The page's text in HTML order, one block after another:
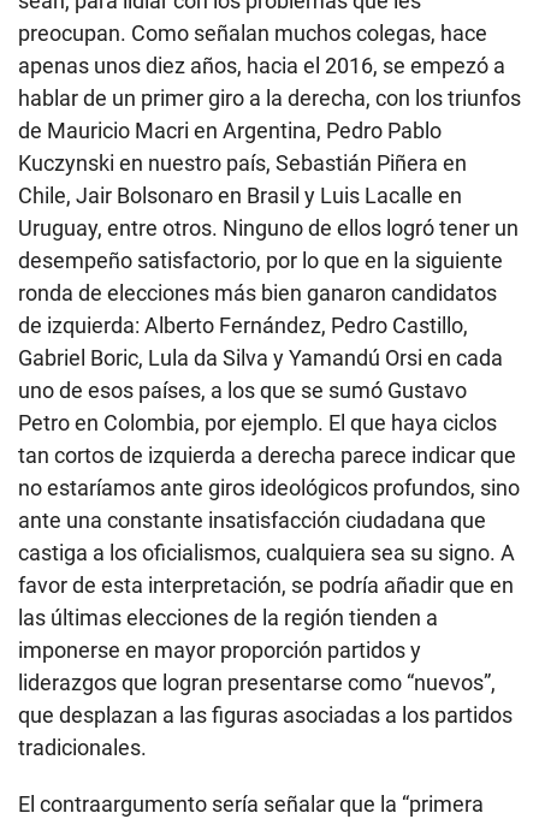
preocupan. Como señalan muchos colegas, hace
apenas unos diez años, hacia el 2016, se empezó a
hablar de un primer giro a la derecha, con los triunfos
de Mauricio Macri en Argentina, Pedro Pablo
Kuczynski en nuestro país, Sebastián Piñera en
Chile, Jair Bolsonaro en Brasil y Luis Lacalle en
Uruguay, entre otros. Ninguno de ellos logró tener un
desempeño satisfactorio, por lo que en la siguiente
ronda de elecciones más bien ganaron candidatos
de izquierda: Alberto Fernández, Pedro Castillo,
Gabriel Boric, Lula da Silva y Yamandú Orsi en cada
uno de esos países, a los que se sumó Gustavo
Petro en Colombia, por ejemplo. El que haya ciclos
tan cortos de izquierda a derecha parece indicar que
no estaríamos ante giros ideológicos profundos, sino
ante una constante insatisfacción ciudadana que
castiga a los oficialismos, cualquiera sea su signo. A
favor de esta interpretación, se podría añadir que en
las últimas elecciones de la región tienden a
imponerse en mayor proporción partidos y
liderazgos que logran presentarse como “nuevos”,
que desplazan a las figuras asociadas a los partidos
tradicionales.
El contraargumento sería señalar que la “primera